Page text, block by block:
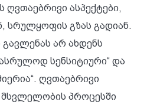
ღვთაებრივი ასპექტები,
სრულყოფის გზას გადიან.
არ ახდენს
სენსიტიური“ და
ღვთაებრივი
პროცესში